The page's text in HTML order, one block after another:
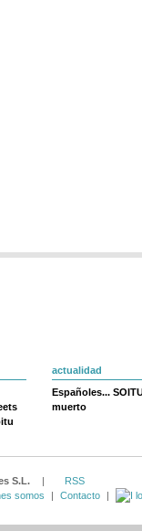
actualidad
Españoles...
muerto
S.L. |
RSS
somos | Contacto |